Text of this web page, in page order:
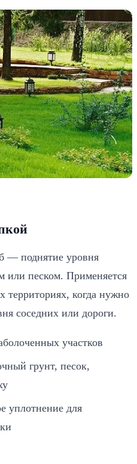
— поднятие уровня
или песком. Применяется
территориях, когда нужно
соседних или дороги.
участков
грунт, песок,
уплотнение для